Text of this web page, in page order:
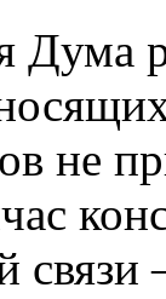
не
связи